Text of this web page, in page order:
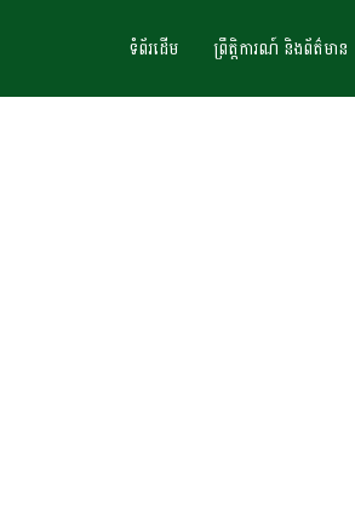
ទំព័រដើម ព្រឹត្តិការណ៍ និងព័ត៌មាន